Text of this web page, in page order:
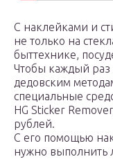
С наклейками и
не только на
быттехнике,
Чтобы каждый раз
дедовским
специальные
HG Sticker
рублей.
С его помощью
нужно выполнить